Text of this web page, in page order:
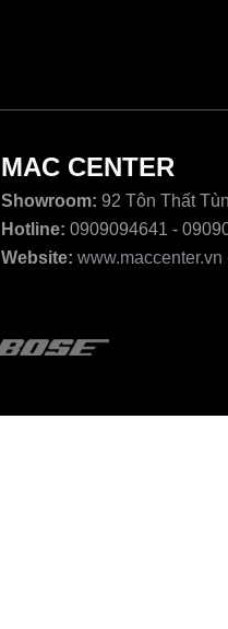
MAC CENTER
Showroom: 92 Tôn Thất
Hotline: 0909094641 -
Website: www.maccenter.vn